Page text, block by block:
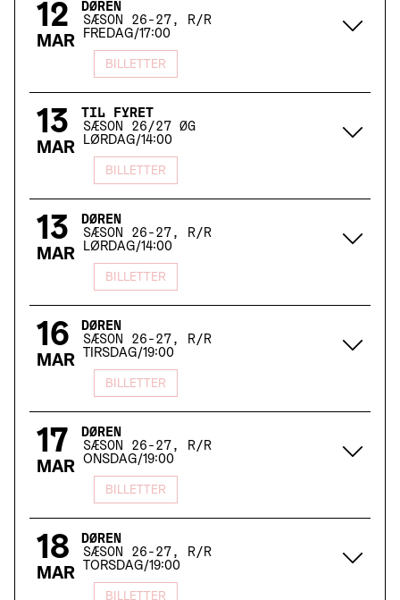
12
MAR
DØREN
SÆSON 26-27, R/R
FREDAG/17:00
BILLETTER
13
MAR
TIL FYRET
SÆSON 26/27 ØG
LØRDAG/14:00
BILLETTER
13
MAR
DØREN
SÆSON 26-27, R/R
LØRDAG/14:00
BILLETTER
16
MAR
DØREN
SÆSON 26-27, R/R
TIRSDAG/19:00
BILLETTER
17
MAR
DØREN
SÆSON 26-27, R/R
ONSDAG/19:00
BILLETTER
18
MAR
DØREN
SÆSON 26-27, R/R
TORSDAG/19:00
BILLETTER